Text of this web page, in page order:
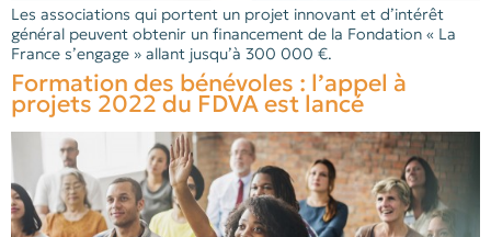
Les associations qui portent un projet innovant et d’intérêt
général peuvent obtenir un financement de la Fondation « La
France s’engage » allant jusqu’à 300 000 €.
Formation des bénévoles : l’appel à
projets 2022 du FDVA est lancé